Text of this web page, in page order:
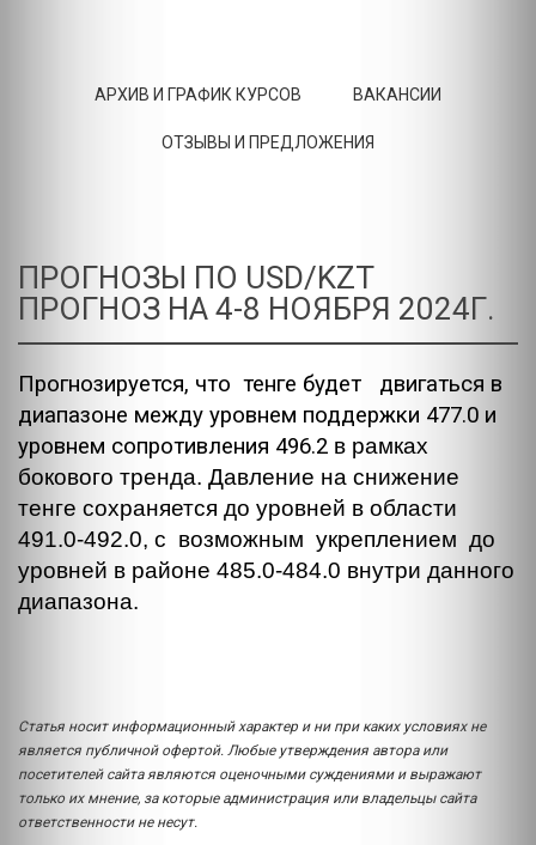
АРХИВ И ГРАФИК КУРСОВ ВАКАНСИИ
ОТЗЫВЫ И ПРЕДЛОЖЕНИЯ
ПРОГНОЗЫ ПО USD/KZT
ПРОГНОЗ НА 4-8 НОЯБРЯ 2024Г.
Прогнозируется, что тенге будет двигаться в
диапазоне между уровнем поддержки 477.0 и
уровнем сопротивления 496.2 в рамках
бокового тренда. Давление на снижение
тенге сохраняется до уровней в области
491.0-492.0, с возможным укреплением до
уровней в районе 485.0-484.0 внутри данного
диапазона.
Статья носит информационный характер и ни при каких условиях не
является публичной офертой. Любые утверждения автора или
посетителей сайта являются оценочными суждениями и выражают
только их мнение, за которые администрация или владельцы сайта
ответственности не несут.